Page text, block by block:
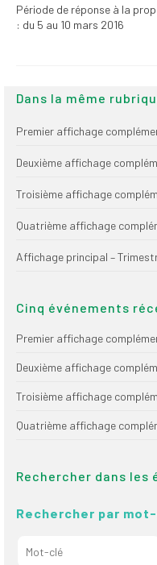
Période de réponse à la
: du 5 au 10 mars 2016
Dans la même
Premier affichage
Deuxième affichage
Troisième affichage
Quatrième affichage
Affichage principal –
Cinq événements
Premier affichage
Deuxième affichage
Troisième affichage
Quatrième affichage
Rechercher dans les
Rechercher par